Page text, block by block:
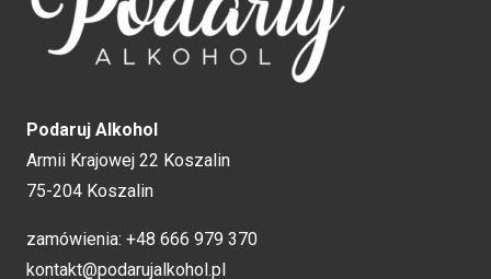
Podaruj Alkohol
Armii Krajowej 22 Koszalin
75-204 Koszalin
zamówienia: +48 666 979 370
kontakt@podarujalkohol.pl